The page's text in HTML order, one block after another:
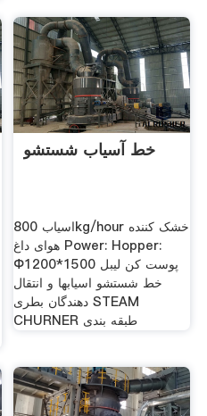
خط آسیاب شستشو
اسیاب 800kg/hour خشک کننده
هوای داغ Power: Hopper:
Φ1200*1500 پوست کن لیبل
خط شستشو اسیابها و انتقال
دهندگان بطری STEAM
CHURNER طبقه بندی